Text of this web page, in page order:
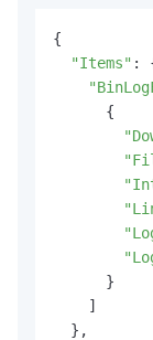
{
"Items" :
      {
      }
    ]
  },